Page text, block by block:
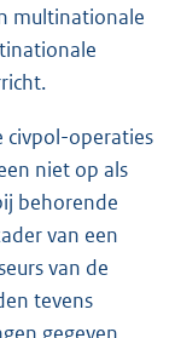
multinationale
civpol-operaties
niet op als
behorende
van een
van de
tevens